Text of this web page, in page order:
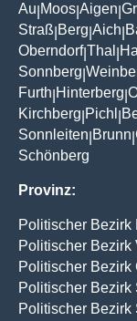
Au Moos Aigen
Straß Berg Aich
Oberndorf|Thal
Sonnberg
Furth Hinterberg
Kirchberg Pichl
Sonnleiten Brunn
Schönberg
Provinz:
Politischer Bezirk
Politischer Bezirk
Politischer Bezirk
Politischer Bezirk
Politischer Bezirk